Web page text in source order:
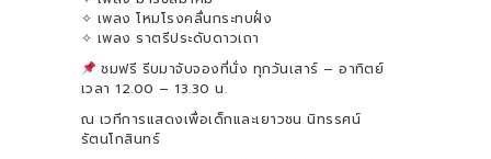
✧ เพลง โหมโรงคลื่นกระทบฝั่ง
✧ เพลง ราตรีประดับดาวเถา
ชมฟรี รีบมาจับจองที่นั่ง ทุกวันเสาร์ – อาทิตย์
เวลา 12.00 – 13.30 น.
ณ เวทีการแสดงเพื่อเด็กและเยาวชน นิทรรศน์
รัตนโกสินทร์